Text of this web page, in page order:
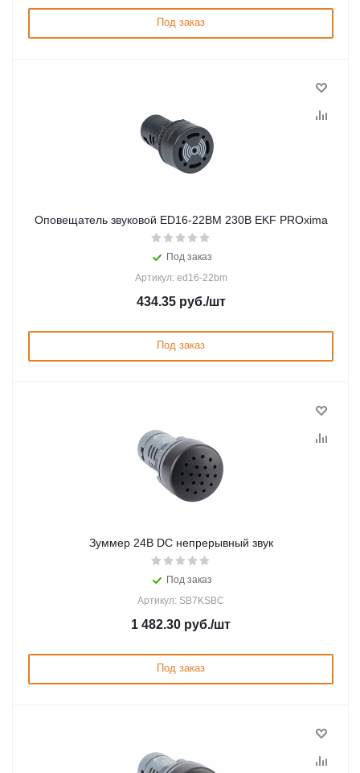
Под заказ
Оповещатель звуковой ED16-22BM 230В EKF PROxima
Под заказ
Артикул: ed16-22bm
434.35руб./шт
Под заказ
Зуммер 24В DC непрерывный звук
Под заказ
Артикул: SB7KSBC
1 482.30 руб./шт
Под заказ